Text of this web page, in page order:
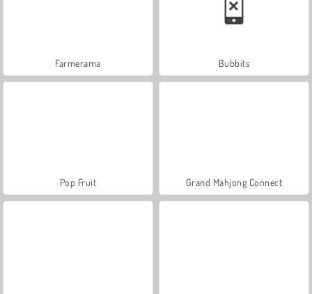
Farmerama Bubbits
Pop Fruit Grand Mahjong Connect